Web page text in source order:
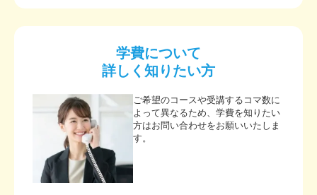
学費について
詳しく知りたい方
ご希望のコースや受講するコマ数に
よって異なるため、学費を知りたい
方はお問い合わせをお願いいたしま
す。